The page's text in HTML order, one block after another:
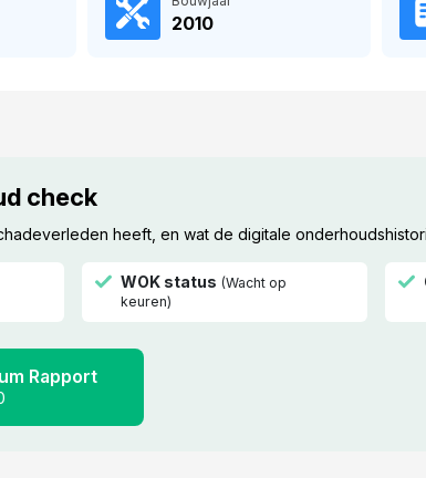
2010
check
heeft, en wat de digitale
WOK status (Wacht op
keuren)
Rapport